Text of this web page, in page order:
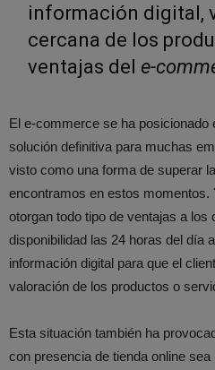
información digital,
cercana de los
ventajas del e-
El e-commerce se ha
solución definitiva para muchas
visto como una forma de superar
encontramos en estos momentos.
otorgan todo tipo de ventajas a los
disponibilidad las 24 horas del día
información digital para que el
valoración de los productos o
Esta situación también ha
con presencia de tienda online